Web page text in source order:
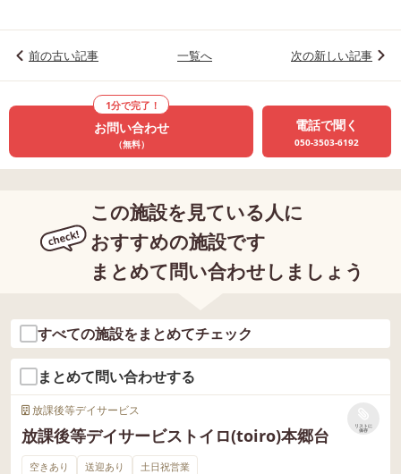
前の古い記事 一覧へ 次の新しい記事
1分で完了！
お問い合わせ
（無料）
電話で聞く
050-3503-6192
この施設を見ている人に
おすすめの施設です
まとめて問い合わせしましょう
すべての施設をまとめてチェック
まとめて問い合わせする
放課後等デイサービス
放課後等デイサービストイロ(toiro)本郷台
リストに
保存
空きあり 送迎あり 土日祝営業